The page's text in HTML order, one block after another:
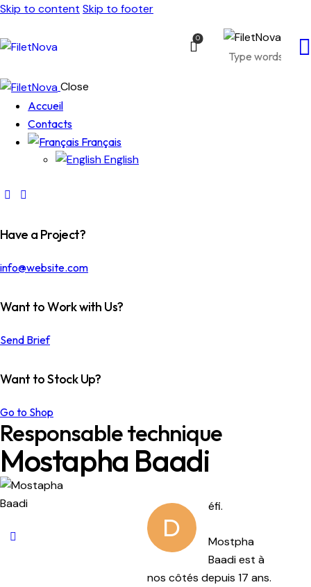
Skip to content Skip to footer
0
Close
Accueil
Contacts
Français
English
Have a Project?
info@website.com
Want to Work with Us?
Send Brief
Want to Stock Up?
Go to Shop
Responsable technique
Mostapha Baadi
D
éfi.
Mostpha
Baadi est à
nos côtés depuis 17 ans.